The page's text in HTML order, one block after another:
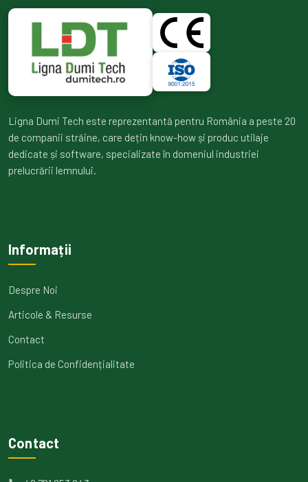
Ligna Dumi Tech este reprezentantă pentru România a peste 20
de companii străine, care dețin know-how și produc utilaje
dedicate și software, specializate în domeniul industriei
prelucrării lemnului.
Informații
Despre Noi
Articole & Resurse
Contact
Politica de Confidențialitate
Contact